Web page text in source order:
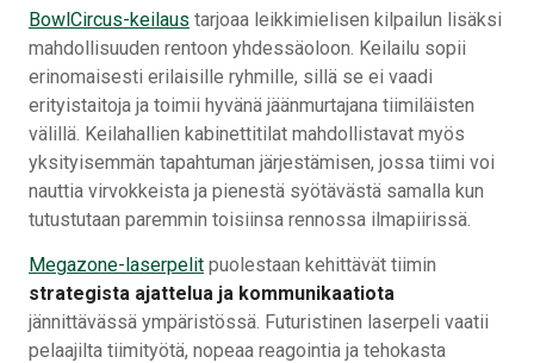
BowlCircus-keilaus tarjoaa leikkimielisen kilpailun lisäksi
mahdollisuuden rentoon yhdessäoloon. Keilailu sopii
erinomaisesti erilaisille ryhmille, sillä se ei vaadi
erityistaitoja ja toimii hyvänä jäänmurtajana tiimiläisten
välillä. Keilahallien kabinettitilat mahdollistavat myös
yksityisemmän tapahtuman järjestämisen, jossa tiimi voi
nauttia virvokkeista ja pienestä syötävästä samalla kun
tutustutaan paremmin toisiinsa rennossa ilmapiirissä.
Megazone-laserpelit puolestaan kehittävät tiimin
strategista ajattelua ja kommunikaatiota
jännittävässä ympäristössä. Futuristinen laserpeli vaatii
pelaajilta tiimityötä, nopeaa reagointia ja tehokasta